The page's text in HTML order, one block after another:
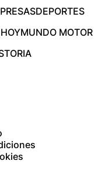
DEPORTES
MUNDO MOTOR